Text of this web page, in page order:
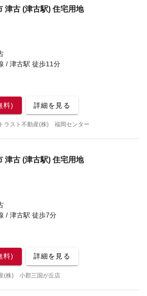
津古 (津古駅) 住宅用地
/ 津古駅 徒歩11分
料) 詳細を見る
ラスト不動産(株) 福岡センター
津古 (津古駅) 住宅用地
/ 津古駅 徒歩7分
料) 詳細を見る
(株) 小郡三国が丘店